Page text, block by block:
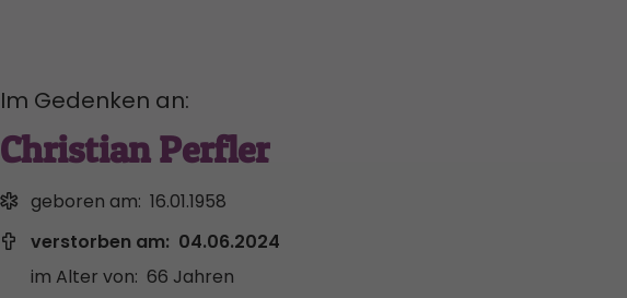
Im Gedenken an:
Christian Perfler
geboren am: 16.01.1958
verstorben am: 04.06.2024
im Alter von: 66 Jahren